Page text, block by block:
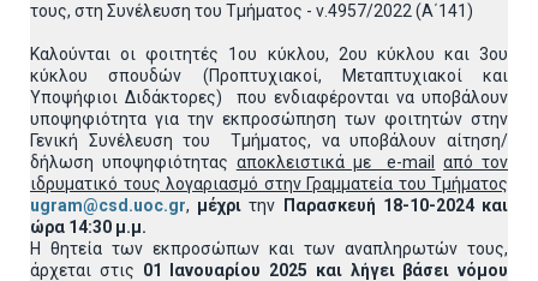
τους, στη Συνέλευση του Τμήματος - ν.4957/2022 (Α΄141)
Καλούνται οι φοιτητές 1ου κύκλου, 2ου κύκλου και 3ου
κύκλου σπουδών (Προπτυχιακοί, Μεταπτυχιακοί και
Υποψήφιοι Διδάκτορες) που ενδιαφέρονται να υποβάλουν
υποψηφιότητα για την εκπροσώπηση των φοιτητών στην
Γενική Συνέλευση του Τμήματος, να υποβάλουν αίτηση/
δήλωση υποψηφιότητας αποκλειστικά με e-mail
από τον
ιδρυματικό τους λογαριασμό στην Γραμματεία του Τμήματος
ugram@csd.uoc.gr, μέχριτην
Παρασκευή 18-10-2024 και
ώρα 14:30 μ.μ.
Η θητεία των εκπροσώπων και των αναπληρωτών τους,
άρχεται στις 01 Ιανουαρίου 2025 και λήγει βάσει νόμου